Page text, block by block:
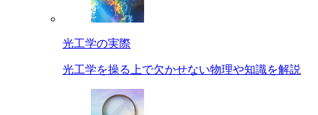
光工学の実際
光工学を操る上で欠かせない物理や知識を解説